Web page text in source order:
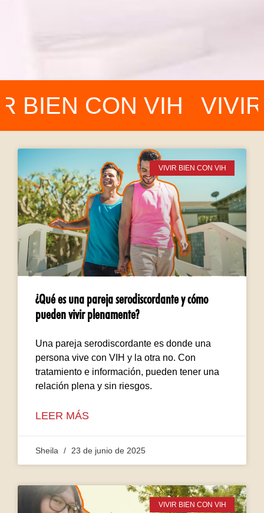
CON VIH VIVIR
VIVIR BIEN CON VIH
¿Qué es una pareja serodiscordante y cómo
pueden vivir plenamente?
Una pareja serodiscordante es donde una
persona vive con VIH y la otra no. Con
tratamiento e información, pueden tener una
relación plena y sin riesgos.
LEER MÁS
Sheila 23 de junio de 2025
VIVIR BIEN CON VIH